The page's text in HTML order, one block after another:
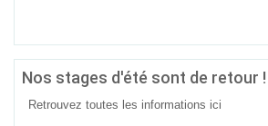
Nos stages d'été sont de retour !
Retrouvez toutes les informations ici